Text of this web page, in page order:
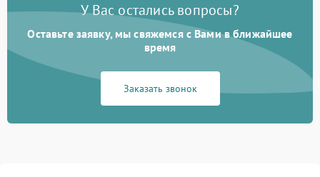
Не работает сушилка 2100 ₽ Подробнее →
Сбои в работе таймера 1700 ₽
У Вас остались вопросы?
Оставьте заявку, мы свяжемся с Вами в ближайшее
время
Заказать звонок